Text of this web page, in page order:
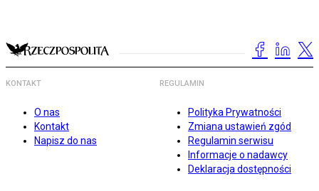
KONTAKT
O nas
Kontakt
Napisz do nas
REGULAMIN
Polityka Prywatności
Zmiana ustawień zgód
Regulamin serwisu
Informacje o nadawcy
Deklaracja dostępności